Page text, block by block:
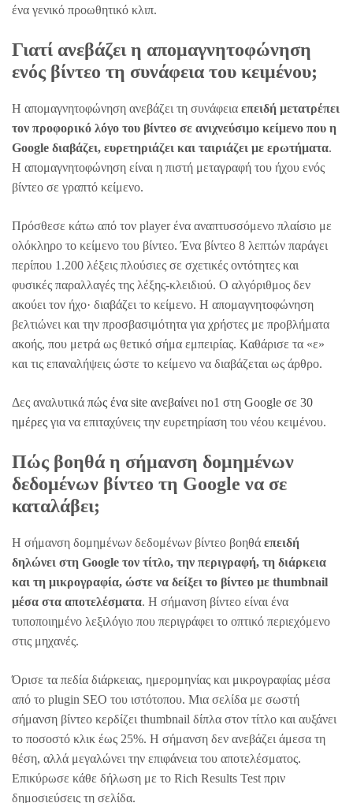
ένα γενικό προωθητικό κλιπ.
Γιατί ανεβάζει η απομαγνητοφώνηση
ενός βίντεο τη συνάφεια του κειμένου;
Η απομαγνητοφώνηση ανεβάζει τη συνάφεια επειδή μετατρέπει
τον προφορικό λόγο του βίντεο σε ανιχνεύσιμο κείμενο που η
Google διαβάζει, ευρετηριάζει και ταιριάζει με ερωτήματα.
Η απομαγνητοφώνηση είναι η πιστή μεταγραφή του ήχου ενός
βίντεο σε γραπτό κείμενο.
Πρόσθεσε κάτω από τον player ένα αναπτυσσόμενο πλαίσιο με
ολόκληρο το κείμενο του βίντεο. Ένα βίντεο 8 λεπτών παράγει
περίπου 1.200 λέξεις πλούσιες σε σχετικές οντότητες και
φυσικές παραλλαγές της λέξης-κλειδιού. Ο αλγόριθμος δεν
ακούει τον ήχο· διαβάζει το κείμενο. Η απομαγνητοφώνηση
βελτιώνει και την προσβασιμότητα για χρήστες με προβλήματα
ακοής, που μετρά ως θετικό σήμα εμπειρίας. Καθάρισε τα «ε»
και τις επαναλήψεις ώστε το κείμενο να διαβάζεται ως άρθρο.
Δες αναλυτικά πώς ένα site ανεβαίνει no1 στη Google σε 30
ημέρες για να επιταχύνεις την ευρετηρίαση του νέου κειμένου.
Πώς βοηθά η σήμανση δομημένων
δεδομένων βίντεο τη Google να σε
καταλάβει;
Η σήμανση δομημένων δεδομένων βίντεο βοηθά επειδή
δηλώνει στη Google τον τίτλο, την περιγραφή, τη διάρκεια
και τη μικρογραφία, ώστε να δείξει το βίντεο με thumbnail
μέσα στα αποτελέσματα. Η σήμανση βίντεο είναι ένα
τυποποιημένο λεξιλόγιο που περιγράφει το οπτικό περιεχόμενο
στις μηχανές.
Όρισε τα πεδία διάρκειας, ημερομηνίας και μικρογραφίας μέσα
από το plugin SEO του ιστότοπου. Μια σελίδα με σωστή
σήμανση βίντεο κερδίζει thumbnail δίπλα στον τίτλο και αυξάνει
το ποσοστό κλικ έως 25%. Η σήμανση δεν ανεβάζει άμεσα τη
θέση, αλλά μεγαλώνει την επιφάνεια του αποτελέσματος.
Επικύρωσε κάθε δήλωση με το Rich Results Test πριν
δημοσιεύσεις τη σελίδα.